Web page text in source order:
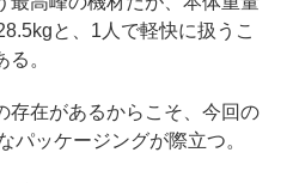
と、1人で軽快に扱うこ
。
存在があるからこそ、今回の
パッケージングが際立つ。